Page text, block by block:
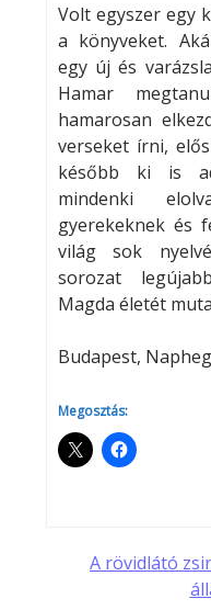
Volt egyszer egy
a könyveket.
egy új és
Hamar
hamarosan
verseket írni,
később ki is
mindenki
gyerekeknek és
világ sok
sorozat
Magda életét
Budapest,
Megosztás:
Post
A rövidlátó